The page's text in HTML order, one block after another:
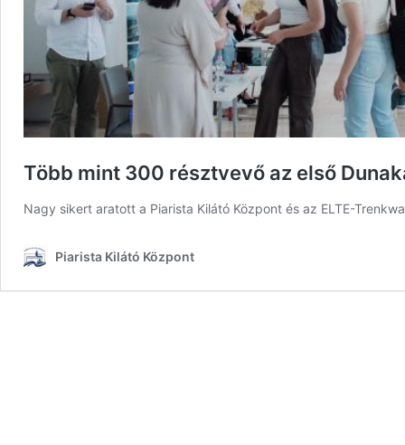
Több mint 300 résztvevő az első
Nagy sikert aratott a Piarista Kilátó Központ és az ELTE-
Piarista Kilátó Központ